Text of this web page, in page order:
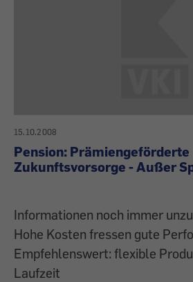
15.10.2008
Pension: Prämiengeförderte
Zukunftsvorsorge - Außer
Informationen noch immer
Hohe Kosten fressen gute
Empfehlenswert: flexible
Laufzeit